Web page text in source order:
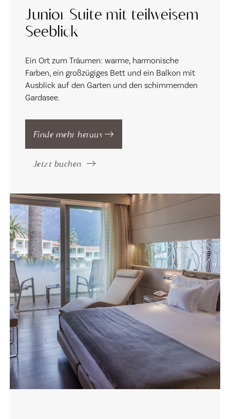
Junior Suite mit teilweisem
Seeblick
Ein Ort zum Träumen: warme, harmonische
Farben, ein großzügiges Bett und ein Balkon mit
Ausblick auf den Garten und den schimmernden
Gardasee.
Finde mehr heraus
Jetzt buchen